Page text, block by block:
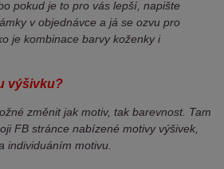
pokud je to pro vás lepší, napište
v objednávce a já se ozvu pro
je kombinace barvy koženky i
výšivku?
změnit jak motiv, tak barevnost. Tam
FB stránce nabízené motivy výšivek,
individuáním motivu.